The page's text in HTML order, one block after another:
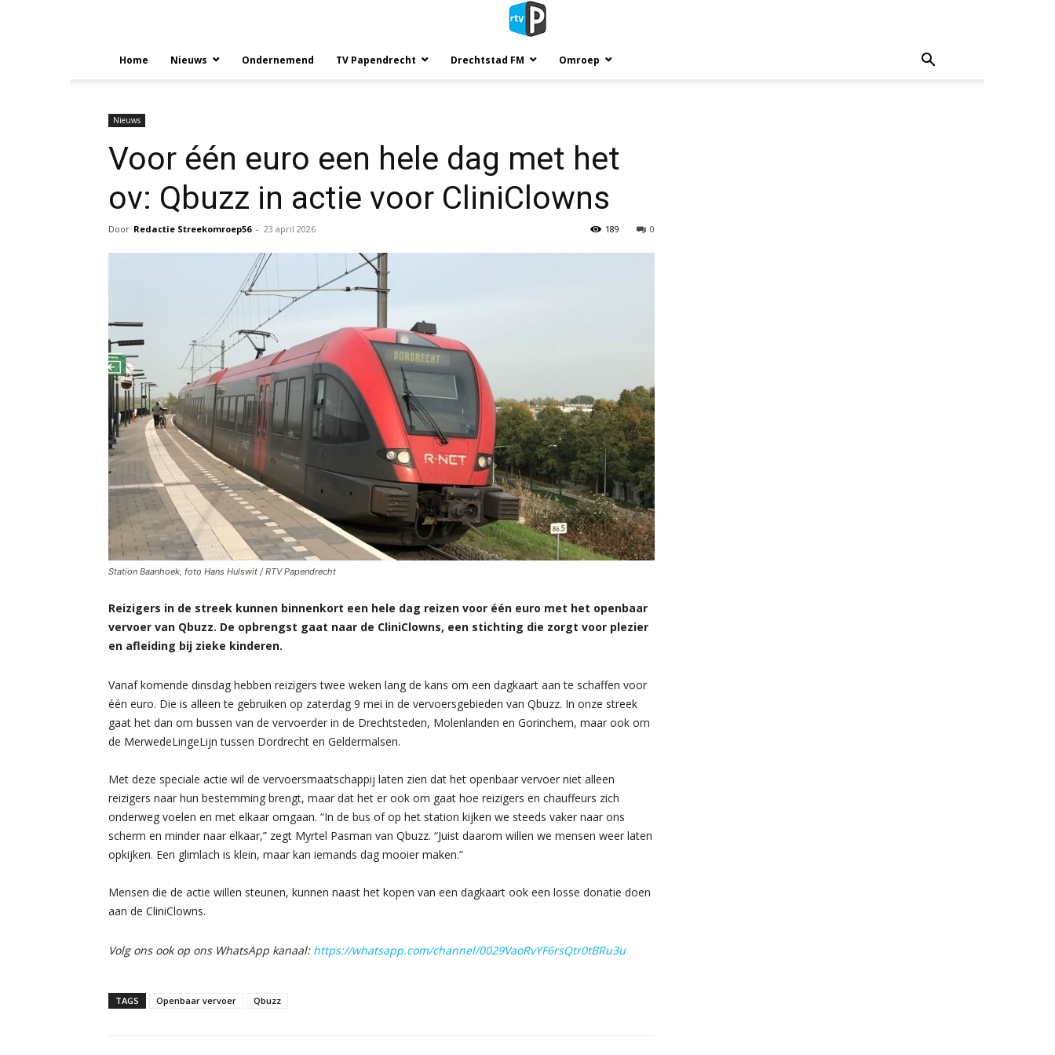
Home Nieuws Ondernemend TV Papendrecht Drechtstad FM Omroep
Nieuws
Voor één euro een hele dag met het
ov: Qbuzz in actie voor CliniClowns
Door Redactie Streekomroep56 - 23 april 2026 0
189
Station Baanhoek, foto Hans Hulswit / RTV Papendrecht
Reizigers in de streek kunnen binnenkort een hele dag reizen voor één euro met het openbaar
vervoer van Qbuzz. De opbrengst gaat naar de CliniClowns, een stichting die zorgt voor plezier
en afleiding bij zieke kinderen.
Vanaf komende dinsdag hebben reizigers twee weken lang de kans om een dagkaart aan te schaffen voor
één euro. Die is alleen te gebruiken op zaterdag 9 mei in de vervoersgebieden van Qbuzz. In onze streek
gaat het dan om bussen van de vervoerder in de Drechtsteden, Molenlanden en Gorinchem, maar ook om
de MerwedeLingeLijn tussen Dordrecht en Geldermalsen.
Met deze speciale actie wil de vervoersmaatschappij laten zien dat het openbaar vervoer niet alleen
reizigers naar hun bestemming brengt, maar dat het er ook om gaat hoe reizigers en chauffeurs zich
onderweg voelen en met elkaar omgaan. “In de bus of op het station kijken we steeds vaker naar ons
scherm en minder naar elkaar,” zegt Myrtel Pasman van Qbuzz. “Juist daarom willen we mensen weer laten
opkijken. Een glimlach is klein, maar kan iemands dag mooier maken.”
Mensen die de actie willen steunen, kunnen naast het kopen van een dagkaart ook een losse donatie doen
aan de CliniClowns.
Volg ons ook op ons WhatsApp kanaal: https://whatsapp.com/channel/0029VaoRvYF6rsQtr0tBRu3u
TAGS Openbaar vervoer Qbuzz